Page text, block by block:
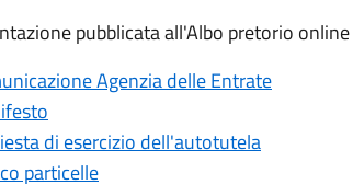
pubblicata all'Albo pretorio
Agenzia delle Entrate
di esercizio dell'autotutela
particelle